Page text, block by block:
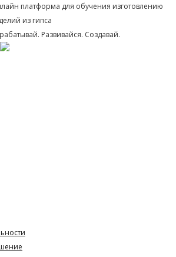
платформа для обучения изготовлению
из гипса
Развивайся. Создавай.